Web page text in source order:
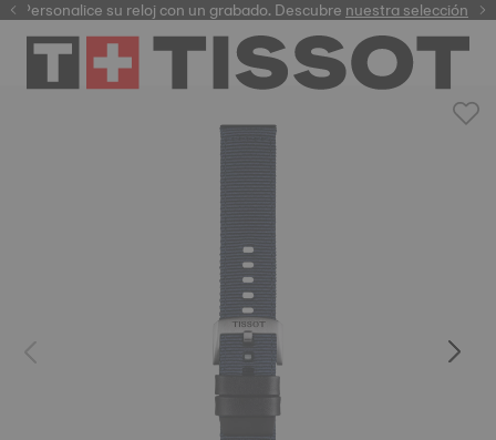
Personalice su reloj con un grabado. Descubrenuestra selección
garantía digital